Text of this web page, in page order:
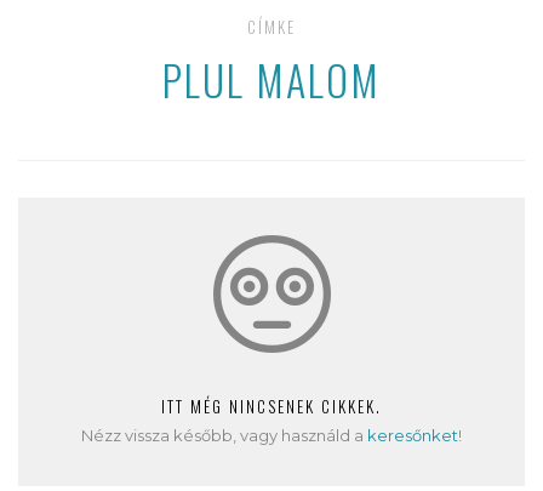
CÍMKE
PLUL MALOM
ITT MÉG NINCSENEK CIKKEK.
Nézz vissza később, vagy használd a keresőnket!